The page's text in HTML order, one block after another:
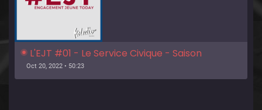
L'EJT #01 - Le Service Civique - Saison
2022/2023
Oct 20, 2022 • 50:23